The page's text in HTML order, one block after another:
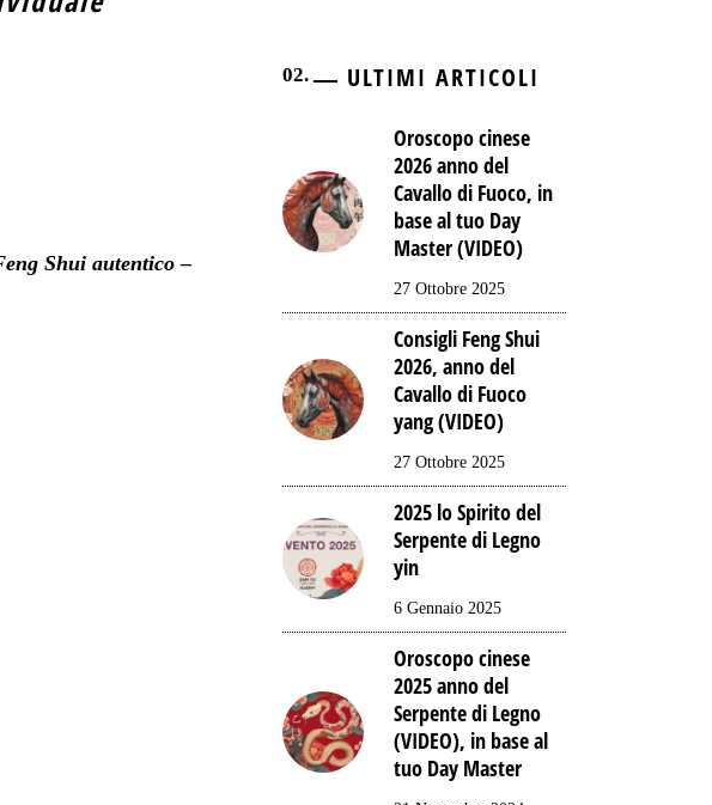
Shui autentico –
ULTIMI ARTICOLI
Oroscopo cinese
2026 anno del
Cavallo di Fuoco, in
base al tuo Day
Master (VIDEO)
27 Ottobre 2025
Consigli Feng Shui
2026, anno del
Cavallo di Fuoco
yang (VIDEO)
27 Ottobre 2025
2025 lo Spirito del
Serpente di Legno
yin
6 Gennaio 2025
Oroscopo cinese
2025 anno del
Serpente di Legno
(VIDEO), in base al
tuo Day Master